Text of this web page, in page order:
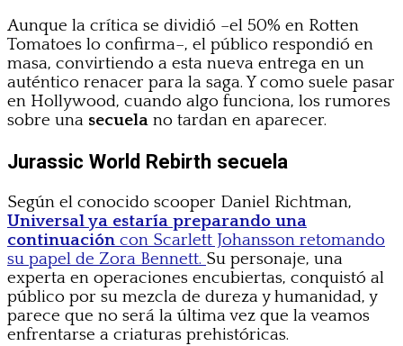
Aunque la crítica se dividió –el 50% en Rotten
Tomatoes lo confirma–, el público respondió en
masa, convirtiendo a esta nueva entrega en un
auténtico renacer para la saga. Y como suele pasar
en Hollywood, cuando algo funciona, los rumores
sobre una secuela no tardan en aparecer.
Jurassic World Rebirth secuela
Según el conocido scooper Daniel Richtman,
Universal ya estaría preparando una
continuación con Scarlett Johansson retomando
su papel de Zora Bennett. Su personaje, una
experta en operaciones encubiertas, conquistó al
público por su mezcla de dureza y humanidad, y
parece que no será la última vez que la veamos
enfrentarse a criaturas prehistóricas.